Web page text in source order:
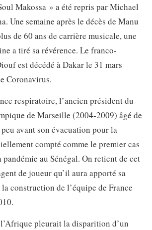
Makossa » a été repris par Michael
Une semaine après le décès de Manu
de 60 ans de carrière musicale, une
a tiré sa révérence. Le franco-
est décédé à Dakar le 31 mars
Coronavirus.
respiratoire, l’ancien président du
de Marseille (2004-2009) âgé de
avant son évacuation pour la
compté comme le premier cas
pandémie au Sénégal. On retient de cet
de joueur qu’il aura apporté sa
construction de l’équipe de France
pleurait la disparition d’un